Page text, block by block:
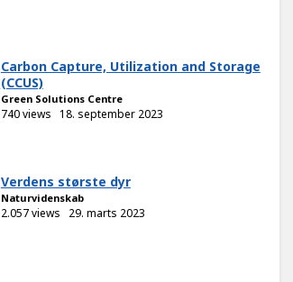
Carbon Capture, Utilization and Storage
(CCUS)
Green Solutions Centre
740 views 18. september 2023
Verdens største dyr
Naturvidenskab
2.057 views 29. marts 2023